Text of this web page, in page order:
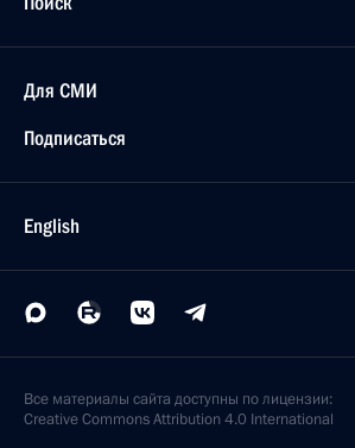
Для СМИ
Подписаться
English
Все материалы сайта доступны по лицензии:
Creative Commons Attribution 4.0 International